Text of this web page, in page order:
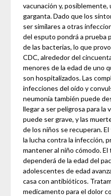
vacunación y,
garganta. Dado que los
ser similares a otras
del esputo pondrá a prueba
de las bacterias, lo que
CDC, alrededor del
menores de la edad de uno
son hospitalizados. Las
infecciones del oído y
neumonía también puede
llegar a ser peligrosa para la
puede ser grave, y las
de los niños se recuperan.
la lucha contra la infección,
mantener al niño cómodo.
dependerá de la edad del
adolescentes de edad
casa con antibióticos.
medicamento para el dolor